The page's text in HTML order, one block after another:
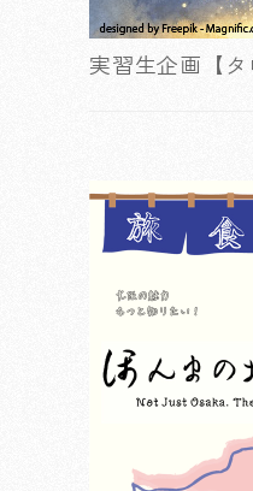
実習生企画【タ